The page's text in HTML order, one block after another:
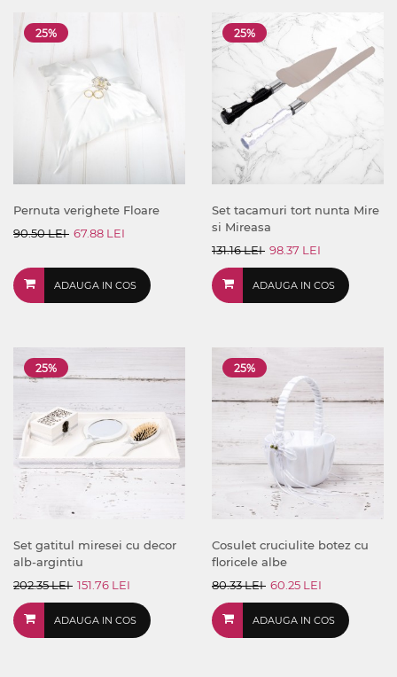
25%
Pernuta verighete Floare
90.50 LEI 67.88 LEI
ADAUGA IN COS
25%
Set tacamuri tort nunta Mire
si Mireasa
131.16 LEI 98.37 LEI
ADAUGA IN COS
25%
Set gatitul miresei cu decor
alb-argintiu
202.35 LEI 151.76 LEI
ADAUGA IN COS
25%
Cosulet cruciulite botez cu
floricele albe
80.33 LEI 60.25 LEI
ADAUGA IN COS